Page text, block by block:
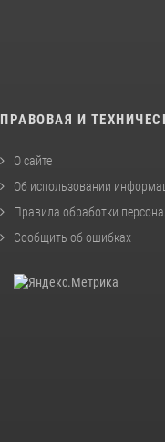
ПРАВОВАЯ И
О сайте
Об использовании
Правила обработки
Сообщить об ошибках